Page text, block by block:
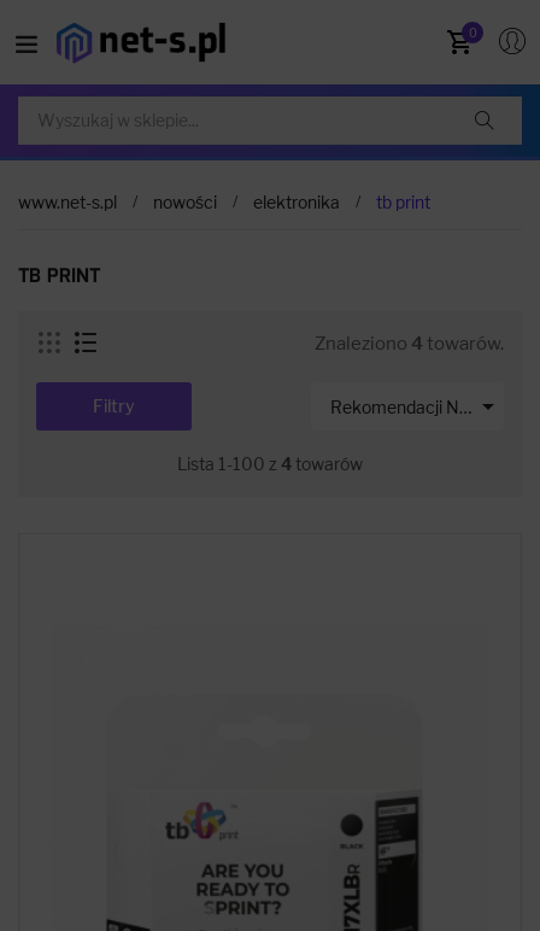
0
www.net-s.pl nowości elektronika tb print
TB PRINT
Znaleziono 4 towarów.
Rekomendacji Net-s 
Filtry
Lista 1-100 z 4towarów